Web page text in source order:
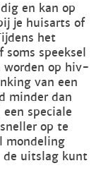
en kan op
je huisarts of
het
speeksel
worden op hiv-
van een
minder dan
speciale
op te
mondeling
de uitslag kunt